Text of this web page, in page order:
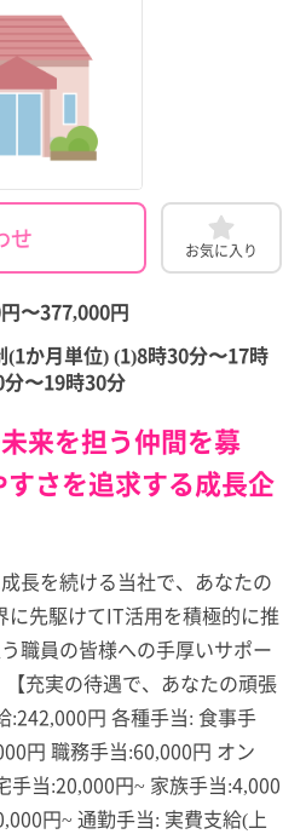
せ お気に入り
〜377,000円
(1か月単位) (1)8時30分〜17時
〜19時30分
来を担う仲間を募
さを追求する成長企
長を続ける当社で、あなたの
に先駆けてIT活用を積極的に推
職員の皆様への手厚いサポー
充実の待遇で、あなたの頑張
:242,000円 各種手当: 食事手
円 職務手当:60,000円 オン
手当:20,000円~ 家族手当:4,000
円~ 通勤手当: 実費支給(上